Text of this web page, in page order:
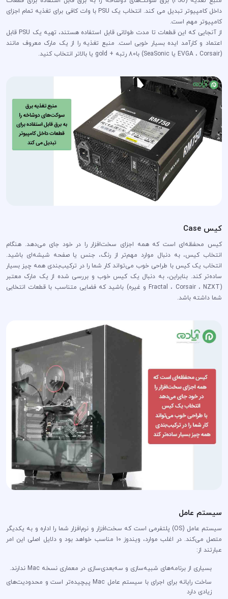
داخل کامپیوتر تبدیل می کند. انتخاب یک PSU با وات کافی برای تغذیه تمام اجزای
کامپیوتر مهم است.
از آنجایی که این قطعات تا مدت طولانی قابل استفاده هستند، تهیه یک PSU قابل
اعتماد و کارآمد ایده بسیار خوبی است. منبع تغذیه را از یک مارک معروف مانند
(EVGA ، Corsair یا SeaSonic) با80 رتبه + gold یا بالاتر انتخاب کنید.
کیس Case
کیس محفظه‌ای است که همه اجزای سخت‌افزار را در خود جای می‌دهد. هنگام
انتخاب کیس، به دنبال موارد مهم‌تر از رنگ، جنس یا صفحه شیشه‌ای باشید.
انتخاب یک کیس با طراحی خوب می‌تواند کار شما را در ترکیب‌بندی همه چیز بسیار
ساده‌تر کند. بنابراین، به دنبال یک کیس خوب و بررسی شده از یک مارک معتبر
(Fractal ، Corsair ، NZXT و غیره) باشید که فضایی متناسب با قطعات انتخابی
شما داشته باشد.
سیستم عامل
سیستم عامل (OS) پلتفرمی است که سخت‌افزار و نرم‌افزار شما را اداره و به یکدیگر
متصل می‌کند. در اغلب موارد، ویندوز 10 مناسب خواهد بود و دلایل اصلی این امر
عبارتند از:
بسیاری از برنامه‌های شبیه‌سازی و سه‌بعدی‌سازی در معماری نسخه Mac ندارند.
ساخت رایانه‌ برای اجرای با سیستم عامل Mac پیچیده‌تر است و محدودیت‌های
زیادی دارد